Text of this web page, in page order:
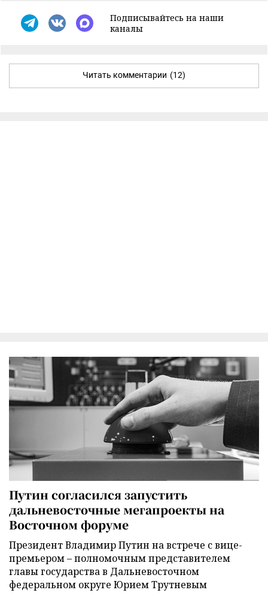
Подписывайтесь на наши
каналы
Читать комментарии (12)
Путин согласился запустить
дальневосточные мегапроекты на
Восточном форуме
Президент Владимир Путин на встрече с вице-
премьером – полномочным представителем
главы государства в Дальневосточном
федеральном округе Юрием Трутневым